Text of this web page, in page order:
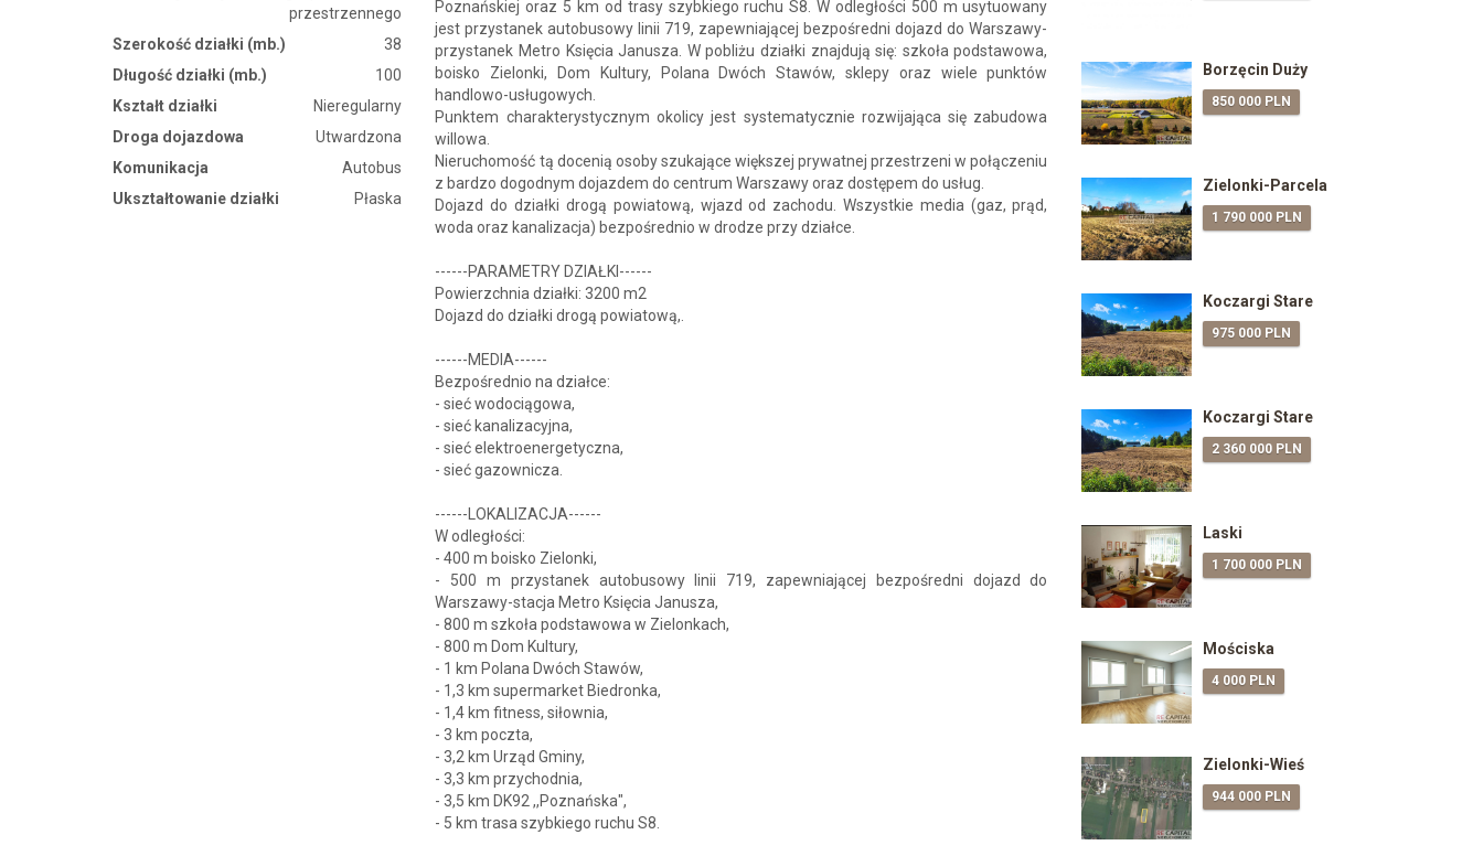
przestrzennego
Szerokość działki (mb.)
38
Długość działki (mb.)
100
Kształt działki
Nieregularny
Droga dojazdowa
Utwardzona
Komunikacja
Autobus
Ukształtowanie działki
Płaska
Poznańskiej oraz 5 km od trasy szybkiego ruchu S8. W odległości 500 m usytuowany
jest przystanek autobusowy linii 719, zapewniającej bezpośredni dojazd do Warszawy-
przystanek Metro Księcia Janusza. W pobliżu działki znajdują się: szkoła podstawowa,
boisko Zielonki, Dom Kultury, Polana Dwóch Stawów, sklepy oraz wiele punktów
handlowo-usługowych.
Punktem charakterystycznym okolicy jest systematycznie rozwijająca się zabudowa
willowa.
Nieruchomość tą docenią osoby szukające większej prywatnej przestrzeni w połączeniu
z bardzo dogodnym dojazdem do centrum Warszawy oraz dostępem do usług.
Dojazd do działki drogą powiatową, wjazd od zachodu. Wszystkie media (gaz, prąd,
woda oraz kanalizacja) bezpośrednio w drodze przy działce.
------PARAMETRY DZIAŁKI------
Powierzchnia działki: 3200 m2
Dojazd do działki drogą powiatową,.
------MEDIA------
Bezpośrednio na działce:
- sieć wodociągowa,
- sieć kanalizacyjna,
- sieć elektroenergetyczna,
- sieć gazownicza.
------LOKALIZACJA------
W odległości:
- 400 m boisko Zielonki,
- 500 m przystanek autobusowy linii 719, zapewniającej bezpośredni dojazd do
Warszawy-stacja Metro Księcia Janusza,
- 800 m szkoła podstawowa w Zielonkach,
- 800 m Dom Kultury,
- 1 km Polana Dwóch Stawów,
- 1,3 km supermarket Biedronka,
- 1,4 km fitness, siłownia,
- 3 km poczta,
- 3,2 km Urząd Gminy,
- 3,3 km przychodnia,
- 3,5 km DK92 ,,Poznańska",
- 5 km trasa szybkiego ruchu S8.
Borzęcin Duży
850 000 PLN
Zielonki-Parcela
1 790 000 PLN
Koczargi Stare
975 000 PLN
Koczargi Stare
2 360 000 PLN
Laski
1 700 000 PLN
Mościska
4 000 PLN
Zielonki-Wieś
944 000 PLN